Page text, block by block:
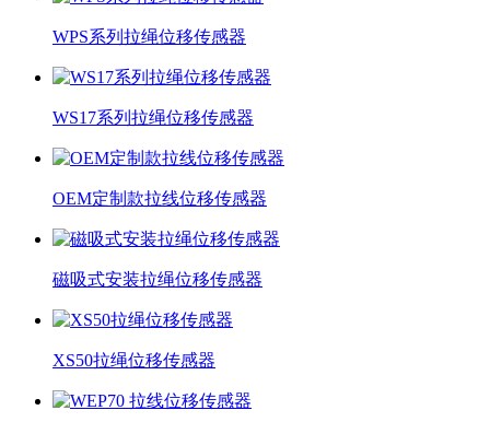
WPS系列拉绳位移传感器
WS17系列拉绳位移传感器
OEM定制款拉线位移传感器
磁吸式安装拉绳位移传感器
XS50拉绳位移传感器